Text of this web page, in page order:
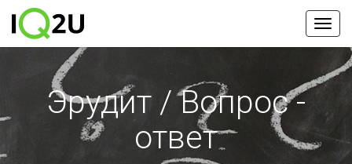
Эрудит / Вопрос -
ответ